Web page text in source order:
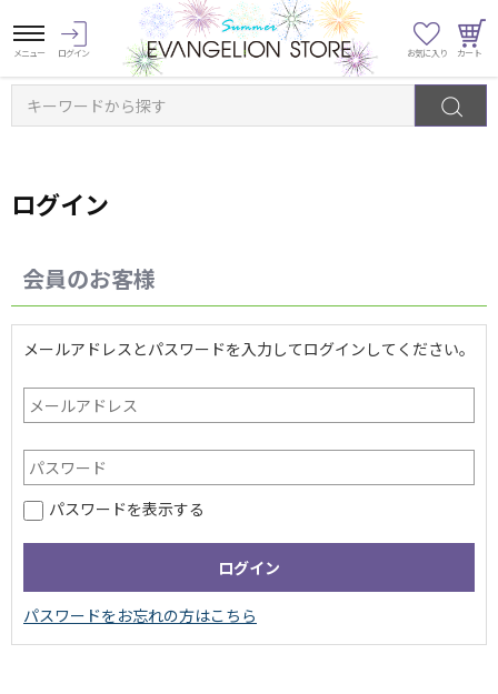
キーワードから探す
ログイン
会員のお客様
メールアドレスとパスワードを入力してログインしてください。
パスワードを表示する